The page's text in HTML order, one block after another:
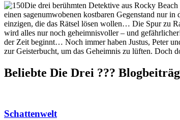
Die drei berühmten Detektive aus Rocky Beach
einen sagenumwobenen kostbaren Gegenstand nur
einzigen, die das Rätsel lösen wollen… Die Spur zu
wird alles nur noch geheimnisvoller – und
der Zeit beginnt… Noch immer haben Justus, Peter
zur Geisterbucht, um das Geheimnis zu lüften. Doch
Beliebte Die Drei ???
Schattenwelt